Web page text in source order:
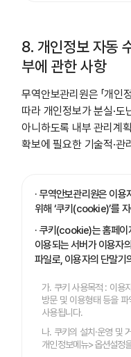
8. 개인정보 자동
부에 관한 사항
무역안보관리원은 「개인
따라 개인정보가 분실·도
아니하도록 내부 관리계
확보에 필요한 기술적·
· 무역안보관리원은 이용
위해 ‘쿠키(cookie)’를
· 쿠키(cookie)는 홈페이
이용되는 서버가 이용자
파일로, 이용자의 단말기
가. 쿠키 사용목적 : 이용
방문 및 이용형태 등을
사용됩니다.
나. 쿠키의 설치·운영 및
개인정보메뉴>옵션설정